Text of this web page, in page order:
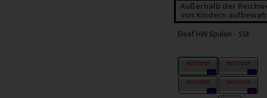
Außerhalb der
von Kindern
Eleaf HW Spulen - 5St
HW1-0,2Ω
0x
HW2-0,3Ω
0x
HW3-0,2Ω
0x
HW4-0,3Ω
0x